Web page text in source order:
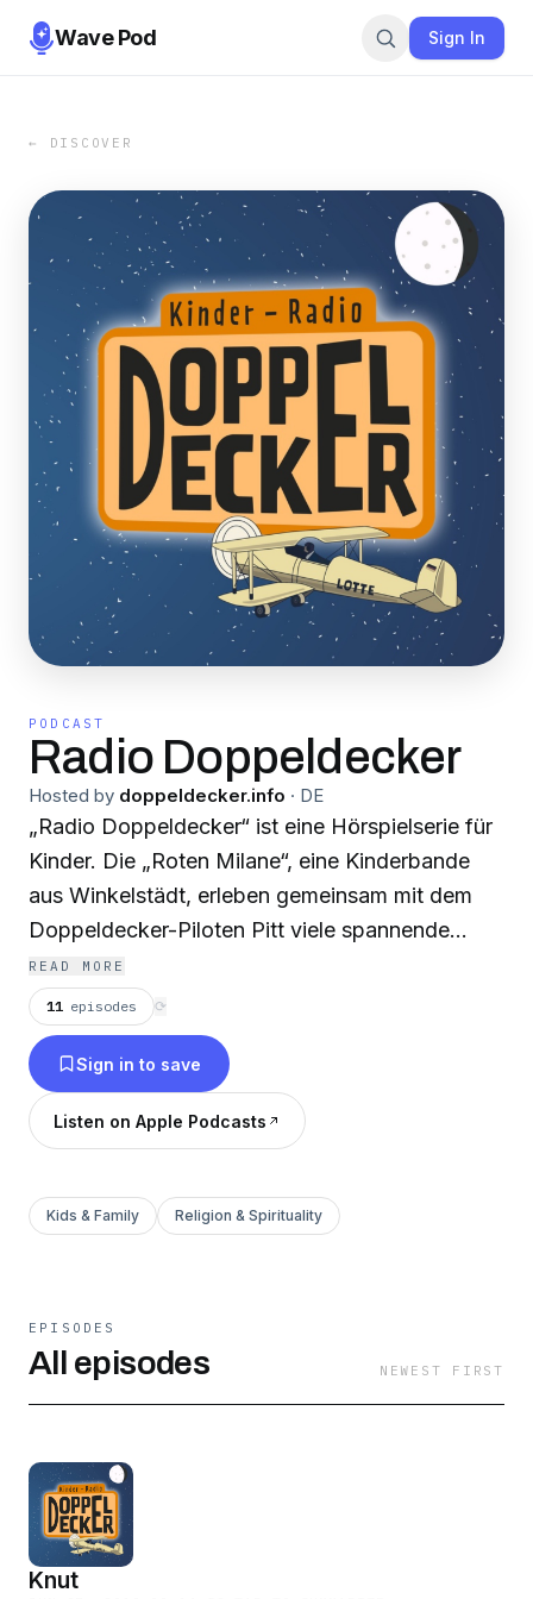
Wave Pod Sign In
← DISCOVER
PODCAST
Radio Doppeldecker
Hosted by doppeldecker.info · DE
„Radio Doppeldecker“ ist eine Hörspielserie für
Kinder. Die „Roten Milane“, eine Kinderbande
aus Winkelstädt, erleben gemeinsam mit dem
Doppeldecker-Piloten Pitt viele spannende
Abenteuer. Dabei erfahren sie eine Menge über
Gott. Im Shop kannst du kostenfrei CDs, Poster,
Sticker und Flyer mit Geschichten aus
Winkelstädt bestellen: shop.heukelbach.org
READ MORE
11 episodes ⟳
Sign in to save
Listen on Apple Podcasts
Kids & Family Religion & Spirituality
EPISODES
All episodes NEWEST FIRST
Knut